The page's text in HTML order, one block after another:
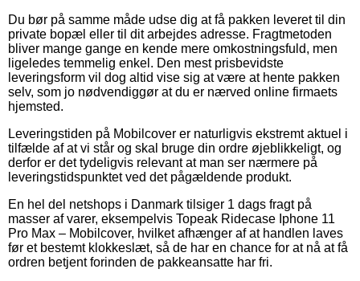
Du bør på samme måde udse dig at få pakken leveret til din
private bopæl eller til dit arbejdes adresse. Fragtmetoden
bliver mange gange en kende mere omkostningsfuld, men
ligeledes temmelig enkel. Den mest prisbevidste
leveringsform vil dog altid vise sig at være at hente pakken
selv, som jo nødvendiggør at du er nærved online firmaets
hjemsted.
Leveringstiden på Mobilcover er naturligvis ekstremt aktuel i
tilfælde af at vi står og skal bruge din ordre øjeblikkeligt, og
derfor er det tydeligvis relevant at man ser nærmere på
leveringstidspunktet ved det pågældende produkt.
En hel del netshops i Danmark tilsiger 1 dags fragt på
masser af varer, eksempelvis Topeak Ridecase Iphone 11
Pro Max – Mobilcover, hvilket afhænger af at handlen laves
før et bestemt klokkeslæt, så de har en chance for at nå at få
ordren betjent forinden de pakkeansatte har fri.